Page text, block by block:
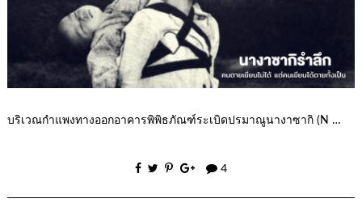
บริเวณกำแพงทางออกอาคารพิพิธภัณฑ์ระเบิดปรมาณูนางาซากิ (N …
4